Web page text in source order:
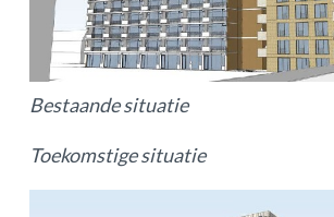
Bestaande situatie
Toekomstige situatie